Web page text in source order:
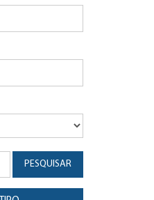
PESQUISAR